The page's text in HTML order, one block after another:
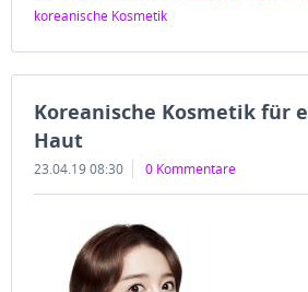
koreanische Kosmetik
Koreanische Kosmetik für
Haut
23.04.19 08:30 0 Kommentare